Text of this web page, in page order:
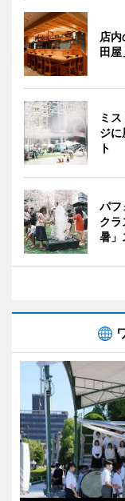
店
田屋
ミ
ジに
ト
パフ
クラ
暑」